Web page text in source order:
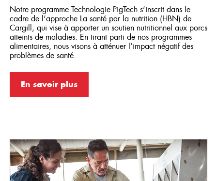
Notre programme Technologie PigTech s’inscrit dans le
cadre de l’approche La santé par la nutrition (HBN) de
Cargill, qui vise à apporter un soutien nutritionnel aux porcs
atteints de maladies. En tirant parti de nos programmes
alimentaires, nous visons à atténuer l’impact négatif des
problèmes de santé.
En savoir plus